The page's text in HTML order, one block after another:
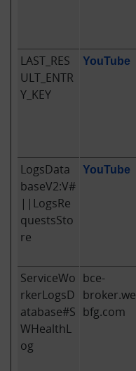
LAST_RES
ULT_ENTR
Y_KEY
YouTube
LogsData
baseV2:V#
||LogsRe
questsSto
re
YouTube
ServiceWo
rkerLogsD
atabase#S
WHealthL
og
bce-
broker.we
bfg.com